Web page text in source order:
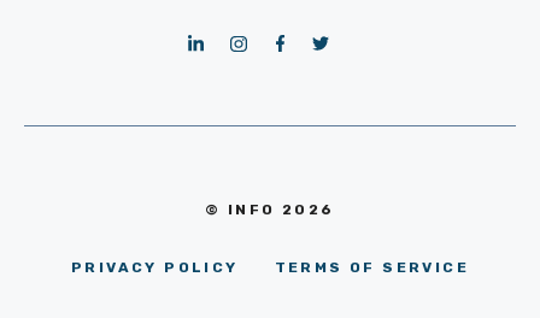
© INFO 2026
PRIVACY POLICY TERMS OF SERVICE